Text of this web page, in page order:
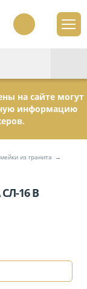
на сайте могут
информацию
из гранита
16 В